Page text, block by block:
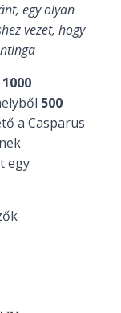
egy olyan
vezet, hogy
1000
500
a Casparus
egy